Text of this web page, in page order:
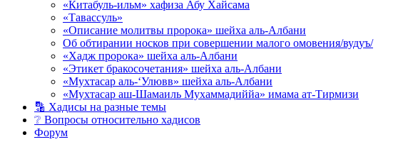
«Китабуль-ильм» хафиза Абу Хайсама
«Тавассуль»
«Описание молитвы пророка» шейха аль-Албани
Об обтирании носков при совершении малого омовения/вудуъ/
«Хадж пророка» шейха аль-Албани
«Этикет бракосочетания» шейха аль-Албани
«Мухтасар аль-‘Улювв» шейха аль-Албани
«Мухтасар аш-Шамаиль Мухаммадиййа» имама ат-Тирмизи
🔡 Хадисы на разные темы
❔ Вопросы относительно хадисов
Форум